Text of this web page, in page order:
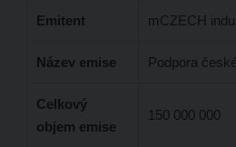
Emitent mCZECH
Název emise Podpora
Celkový
objem emise
150 000 000